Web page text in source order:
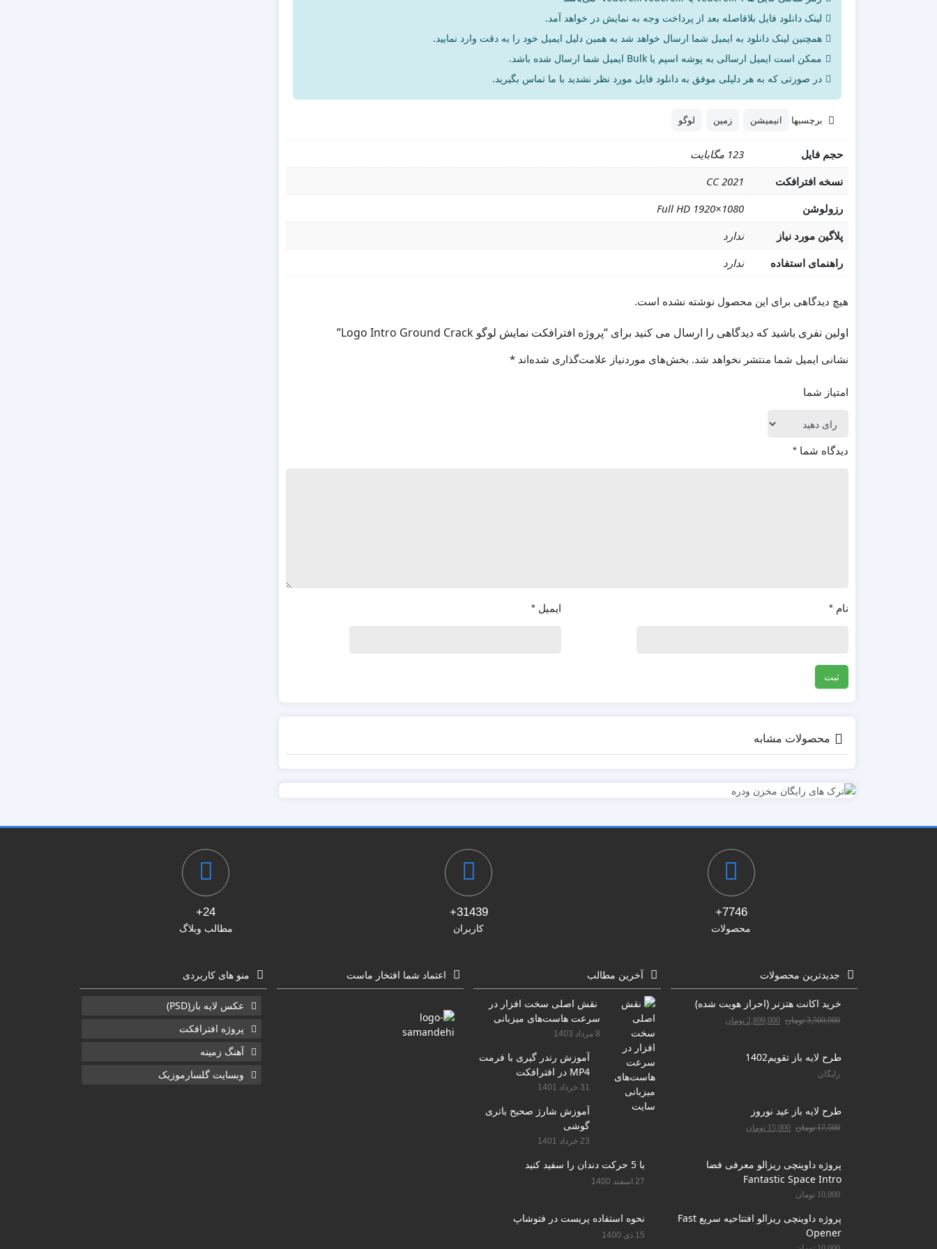
لینک دانلود فایل بلافاصله بعد از پرداخت وجه به نمایش در خواهد آمد.
همچنین لینک دانلود به ایمیل شما ارسال خواهد شد به همین دلیل ایمیل خود را به دقت وارد نمایید.
ممکن است ایمیل ارسالی به پوشه اسپم یا Bulk ایمیل شما ارسال شده باشد.
در صورتی که به هر دلیلی موفق به دانلود فایل مورد نظر نشدید با ما تماس بگیرید.
برچسبها انیمیشن زمین لوگو
حجم فایل
123 مگابایت
نسخه افترافکت
CC 2021
رزولوشن
Full HD 1920×1080
پلاگین مورد نیاز
ندارد
راهنمای استفاده
ندارد
هیچ دیدگاهی برای این محصول نوشته نشده است.
اولین نفری باشید که دیدگاهی را ارسال می کنید برای “پروژه افترافکت نمایش لوگو Logo Intro Ground Crack”
نشانی ایمیل شما منتشر نخواهد شد. بخش‌های موردنیاز علامت‌گذاری شده‌اند *
امتیاز شما
دیدگاه شما *
نام * ایمیل *
محصولات مشابه
7746+
محصولات
31439+
کاربران
24+
مطالب وبلاگ
جدیدترین محصولات
خرید اکانت هتزنر (احراز هویت شده)
3,500,000 تومان 2,899,000 تومان
طرح لایه باز تقویم1402
رایگان
طرح لایه باز عید نوروز
17,500 تومان 15,000 تومان
پروژه داوینچی ریزالو معرفی فضا
Fantastic Space Intro
10,000 تومان
پروژه داوینچی ریزالو افتتاحیه سریع Fast
Opener
آخرین مطالب
نقش اصلی سخت افزار در
سرعت هاست‌های میزبانی
سایت
8 مرداد 1403
آموزش رندر گیری با فرمت
MP4 در افترافکت
31 خرداد 1401
آموزش شارژ صحیح باتری
گوشی
23 خرداد 1401
با 5 حرکت دندان را سفید کنید
27 اسفند 1400
نحوه استفاده پریست در فتوشاپ
15 دی 1400
اعتماد شما افتخار ماست منو های کاربردی
عکس لایه باز(PSD)
پروژه افترافکت
آهنگ زمینه
وبسایت گلسارموزیک